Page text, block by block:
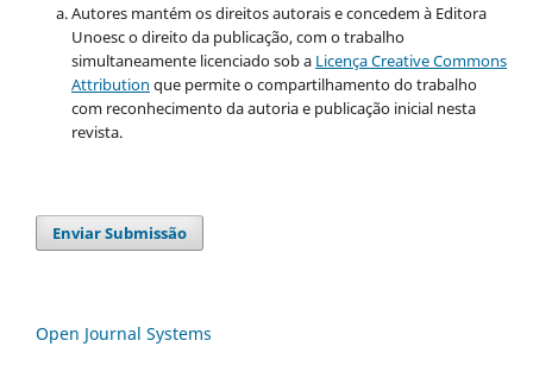
Autores mantém os direitos autorais e concedem à Editora
Unoesc o direito da publicação, com o trabalho
simultaneamente licenciado sob a Licença Creative Commons
Attribution que permite o compartilhamento do trabalho
com reconhecimento da autoria e publicação inicial nesta
revista.
Enviar Submissão
Open Journal Systems